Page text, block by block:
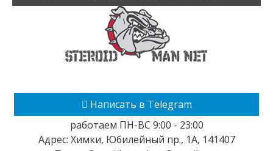
Написать в Telegram
работаем ПН-ВС 9:00 - 23:00
Адрес: Химки, Юбилейный пр., 1А, 141407